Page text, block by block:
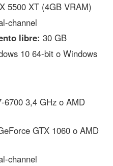
5500 XT (4GB VRAM)
channel
libre: 30 GB
10 64-bit o Windows
6700 3,4 GHz o AMD
GTX 1060 o AMD
channel